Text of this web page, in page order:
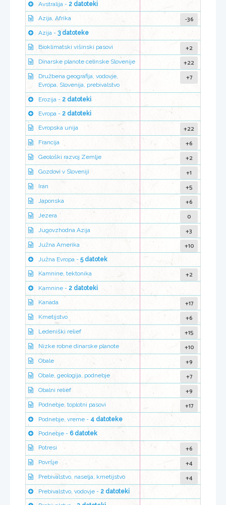
Avstralija - 2 datoteki
Azija, Afrika
-36
Azija - 3 datoteke
Bioklimatski višinski pasovi
+2
Dinarske planote celinske Slovenije +22
Družbena geografija, vodovje,
Evropa, Slovenija, prebivalstvo
+7
Erozija - 2 datoteki
Evropa - 2 datoteki
Evropska unija
+22
Francija +6
Geološki razvoj Zemlje +2
Gozdovi v Sloveniji +1
Iran +5
Japonska +6
Jezera 0
Jugovzhodna Azija +3
Južna Amerika +10
Južna Evropa - 5 datotek
Kamnine, tektonika
+2
Kamnine - 2 datoteki
Kanada
+17
Kmetijstvo +6
Ledeniški relief +15
Nizke robne dinarske planote +10
Obale +9
Obale, geologija, podnebje +7
Obalni relief +9
Podnebje, toplotni pasovi +17
Podnebje, vreme - 4 datoteke
Podnebje - 6 datotek
Potresi
+6
Površje +4
Prebivalstvo, naselja, kmetijstvo +4
Prebivalstvo, vodovje - 2 datoteki